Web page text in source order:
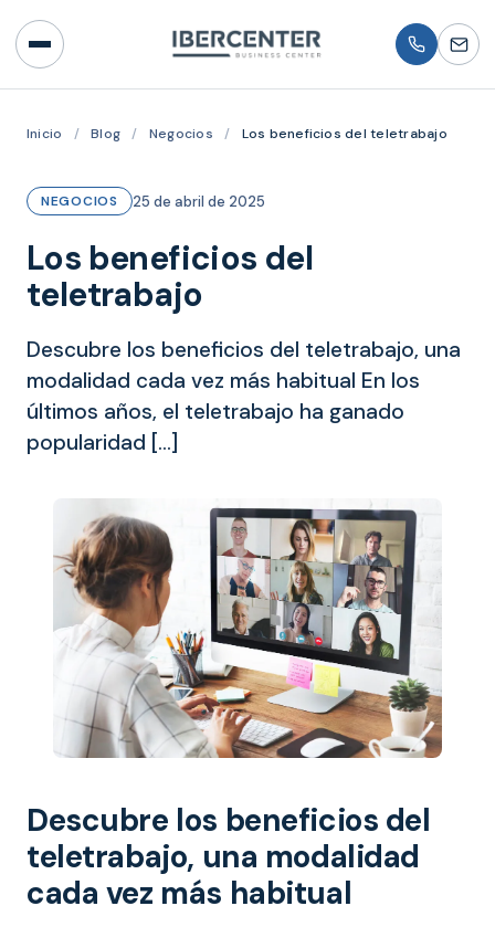
Inicio / Blog / Negocios / Los beneficios del teletrabajo
NEGOCIOS 25 de abril de 2025
Los beneficios del
teletrabajo
Descubre los beneficios del teletrabajo, una
modalidad cada vez más habitual En los
últimos años, el teletrabajo ha ganado
popularidad […]
Descubre los beneficios del
teletrabajo, una modalidad
cada vez más habitual